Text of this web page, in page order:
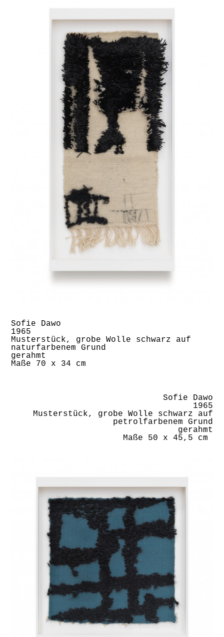
Sofie Dawo
1965
Musterstück, grobe Wolle schwarz auf
naturfarbenem Grund
gerahmt
Maße 70 x 34 cm
Sofie Dawo
1965
Musterstück, grobe Wolle schwarz auf
petrolfarbenem Grund
gerahmt
Maße 50 x 45,5 cm